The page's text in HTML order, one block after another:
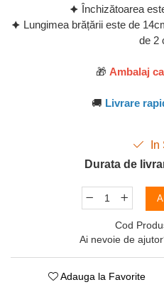
🟆 Închizătoarea
🟆 Lungimea brățării este de
de 2
🎁 Ambalaj
🚚 Livrare
Durata de
Cod
Ai nevoie de
Adauga la Favorite